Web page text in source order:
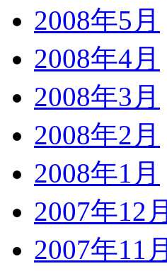
2008年5月
2008年4月
2008年3月
2008年2月
2008年1月
2007年12月
2007年11月